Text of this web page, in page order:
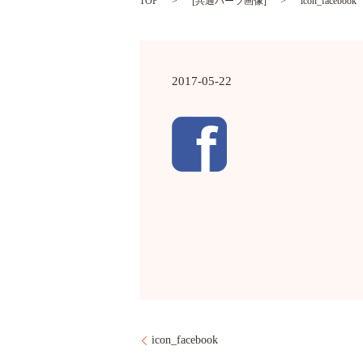
2017-05-22
icon_facebook